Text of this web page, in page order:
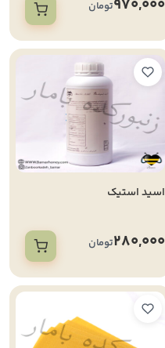
970,000تومان
اسید استیک
280,000تومان